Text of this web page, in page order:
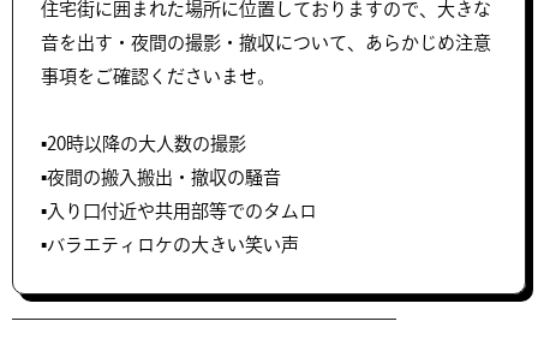
住宅街に囲まれた場所に位置しておりますので、大きな
音を出す・夜間の撮影・撤収について、あらかじめ注意
事項をご確認くださいませ。
▪️20時以降の大人数の撮影
▪️夜間の搬入搬出・撤収の騒音
▪️入り口付近や共用部等でのタムロ
▪️バラエティロケの大きい笑い声